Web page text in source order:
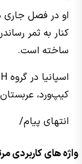
ساخته است.
کیپ‌ورد،
انتهای پیام/
واژه های کاربردی